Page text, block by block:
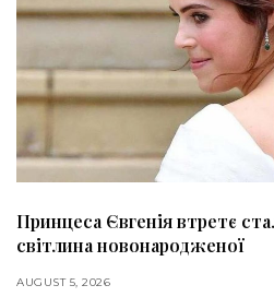
Принцеса Євгенія втретє
світлина новонародженої
AUGUST 5, 2026